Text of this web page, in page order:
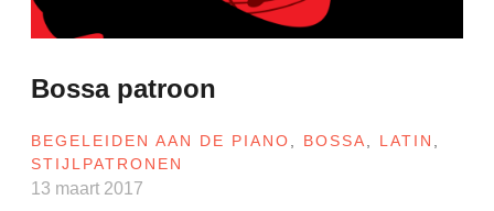
Bossa patroon
BEGELEIDEN AAN DE PIANO, BOSSA, LATIN ,
STIJLPATRONEN
13 maart 2017